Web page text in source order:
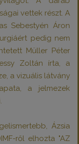
vettek részt. A
Sebestyén Áron
pedig nem
Müller Péter
Zoltán írta, a
a vizuális látvány
a jelmezek
Ázsia
ről elhozta "AZ